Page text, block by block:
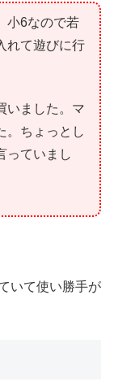
小6なので若
れて遊びに行
いました。マ
。ちょっとし
っていまし
いて使い勝手が